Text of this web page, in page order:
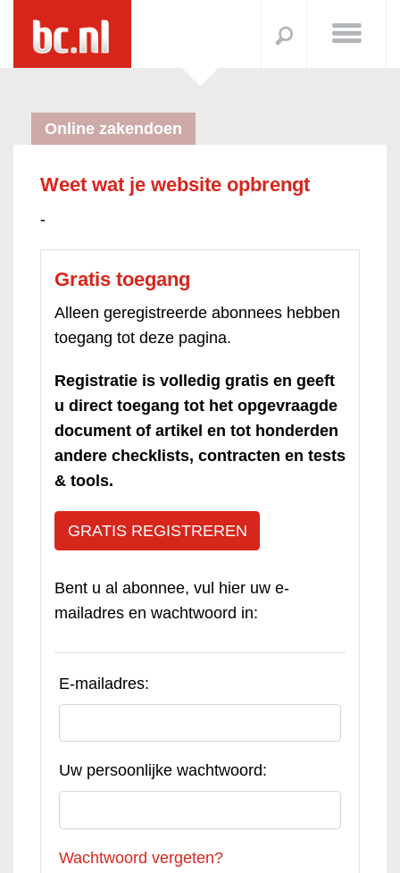
Online zakendoen
Weet wat je website opbrengt
-
Gratis toegang
Alleen geregistreerde abonnees hebben
toegang tot deze pagina.
Registratie is volledig gratis en geeft
u direct toegang tot het opgevraagde
document of artikel en tot honderden
andere checklists, contracten en tests
& tools.
GRATIS REGISTREREN
Bent u al abonnee, vul hier uw e-
mailadres en wachtwoord in:
E-mailadres:
Uw persoonlijke wachtwoord:
Wachtwoord vergeten?